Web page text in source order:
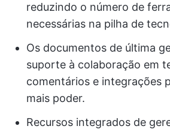
reduzindo o número de
necessárias na pilha de
Os documentos de última
suporte à colaboração em
comentários e integrações
mais poder.
Recursos integrados de